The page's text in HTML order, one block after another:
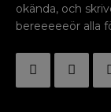
okända, och
bereeeeeör alla